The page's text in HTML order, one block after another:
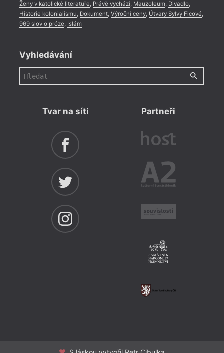
Ženy v katolické literatuře, Právě vychází, Mauzoleum, Divadlo,
Historie kolonialismu, Dokument, Výroční ceny, Útvary Sylvy Ficové,
969 slov o próze, Islám
Vyhledávání
Tvar na síti Partneři